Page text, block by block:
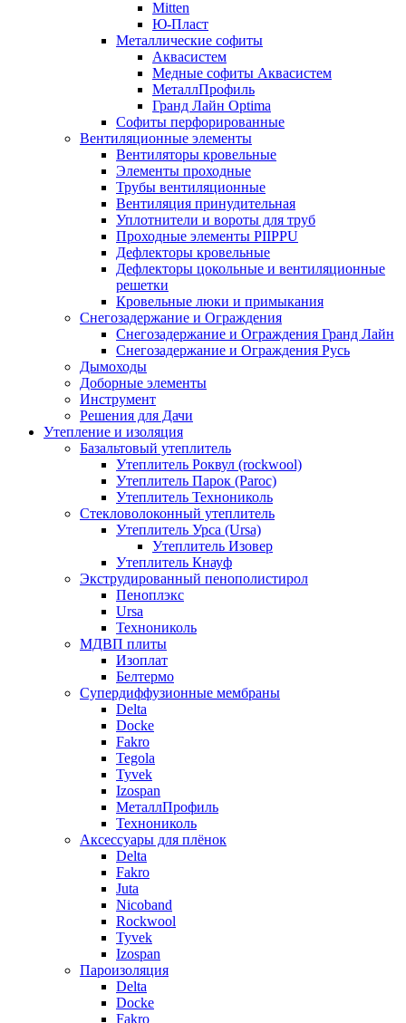
Mitten
Ю-Пласт
Металлические софиты
Аквасистем
Медные софиты Аквасистем
МеталлПрофиль
Гранд Лайн Optima
Софиты перфорированные
Вентиляционные элементы
Вентиляторы кровельные
Элементы проходные
Трубы вентиляционные
Вентиляция принудительная
Уплотнители и вороты для труб
Проходные элементы PIIPPU
Дефлекторы кровельные
Дефлекторы цокольные и вентиляционные
решетки
Кровельные люки и примыкания
Снегозадержание и Ограждения
Снегозадержание и Ограждения Гранд Лайн
Снегозадержание и Ограждения Русь
Дымоходы
Доборные элементы
Инструмент
Решения для Дачи
Утепление и изоляция
Базальтовый утеплитель
Утеплитель Роквул (rockwool)
Утеплитель Парок (Paroc)
Утеплитель Технониколь
Стекловолоконный утеплитель
Утеплитель Урса (Ursa)
Утеплитель Изовер
Утеплитель Кнауф
Экструдированный пенополистирол
Пеноплэкс
Ursa
Технониколь
МДВП плиты
Изоплат
Белтермо
Супердиффузионные мембраны
Delta
Docke
Fakro
Tegola
Tyvek
Izospan
МеталлПрофиль
Технониколь
Аксессуары для плёнок
Delta
Fakro
Juta
Nicoband
Rockwool
Tyvek
Izospan
Пароизоляция
Delta
Docke
Fakro